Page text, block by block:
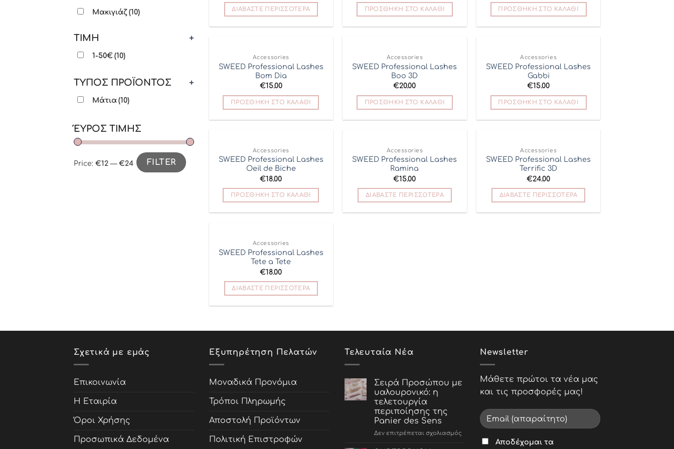
Μακιγιάζ(10)
ΤΙΜΗ +
1-50€(10)
ΤΥΠΟΣ ΠΡΟΪΟΝΤΟΣ +
Μάτια(10)
ΈΥΡΟΣ ΤΙΜΗΣ
FILTER
Price: €12 — €24
ΔΙΑΒΆΣΤΕ ΠΕΡΙΣΣΌΤΕΡΑ ΠΡΟΣΘΉΚΗ ΣΤΟ ΚΑΛΆΘΙ ΠΡΟΣΘΉΚΗ ΣΤΟ ΚΑΛΆΘΙ
Add to
Wishlist
Accessories
SWEED Professional Lashes
Bom Dia
€15.00
ΠΡΟΣΘΉΚΗ ΣΤΟ ΚΑΛΆΘΙ
Add to
Wishlist
Accessories
SWEED Professional Lashes
Boo 3D
€20.00
ΠΡΟΣΘΉΚΗ ΣΤΟ ΚΑΛΆΘΙ
Add to
Wishlist
Accessories
SWEED Professional Lashes
Gabbi
€15.00
ΠΡΟΣΘΉΚΗ ΣΤΟ ΚΑΛΆΘΙ
Add to
Wishlist
Accessories
SWEED Professional Lashes
Oeil de Biche
€18.00
ΠΡΟΣΘΉΚΗ ΣΤΟ ΚΑΛΆΘΙ
Add to
Wishlist
ΕΞΑΝΤΛΗΜΈΝΟ
Accessories
SWEED Professional Lashes
Ramina
€15.00
ΔΙΑΒΆΣΤΕ ΠΕΡΙΣΣΌΤΕΡΑ
Add to
Wishlist
ΕΞΑΝΤΛΗΜΈΝΟ
Accessories
SWEED Professional Lashes
Terrific 3D
€24.00
ΔΙΑΒΆΣΤΕ ΠΕΡΙΣΣΌΤΕΡΑ
Add to
Wishlist
ΕΞΑΝΤΛΗΜΈΝΟ
Accessories
SWEED Professional Lashes
Tete a Tete
€18.00
ΔΙΑΒΆΣΤΕ ΠΕΡΙΣΣΌΤΕΡΑ
Σχετικά με εμάς
Επικοινωνία
Η Εταιρία
Όροι Χρήσης
Προσωπικά Δεδομένα
Εξυπηρέτηση Πελατών
Μοναδικά Προνόμια
Τρόποι Πληρωμής
Αποστολή Προϊόντων
Πολιτική Επιστροφών
Τελευταία Νέα
Σειρά Προσώπου με
υαλουρονικό: η
τελετουργία
περιποίησης της
Panier des Sens
Δεν επιτρέπεται σχολιασμός
Newsletter
Μάθετε πρώτοι τα νέα μας
και τις προσφορές μας!
Αποδέχομαι τα